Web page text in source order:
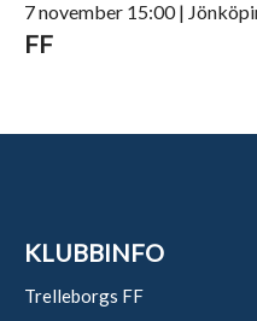
7 november 15:00 |
FF
KLUBBINFO
Trelleborgs FF